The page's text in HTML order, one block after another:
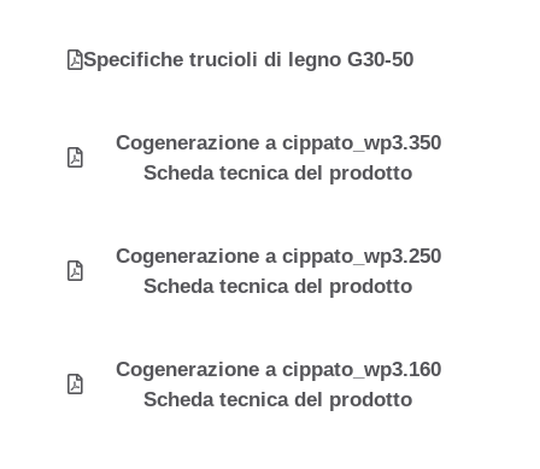
Specifiche trucioli di legno G30-50
Cogenerazione a cippato_wp3.350
Scheda tecnica del prodotto
Cogenerazione a cippato_wp3.250
Scheda tecnica del prodotto
Cogenerazione a cippato_wp3.160
Scheda tecnica del prodotto